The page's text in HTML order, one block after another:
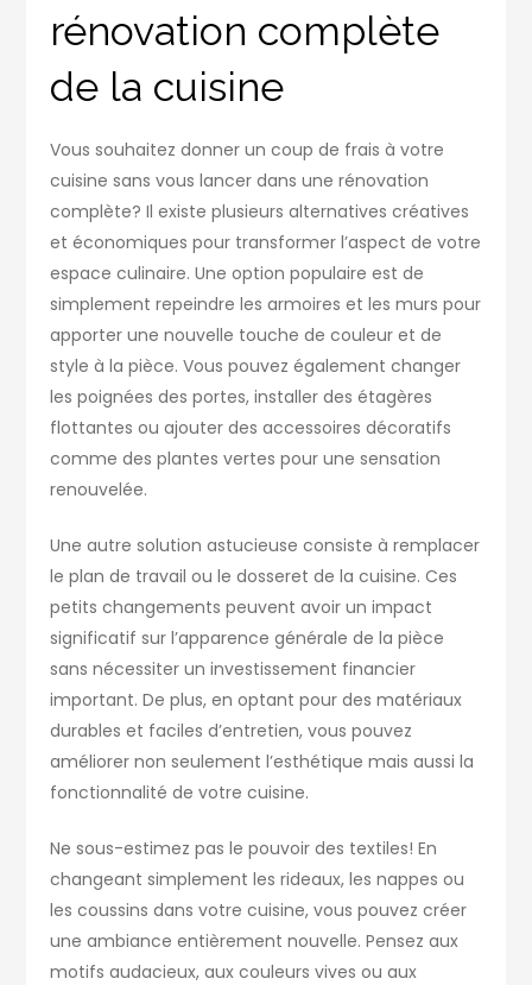
rénovation complète
de la cuisine
Vous souhaitez donner un coup de frais à votre
cuisine sans vous lancer dans une rénovation
complète? Il existe plusieurs alternatives créatives
et économiques pour transformer l’aspect de votre
espace culinaire. Une option populaire est de
simplement repeindre les armoires et les murs pour
apporter une nouvelle touche de couleur et de
style à la pièce. Vous pouvez également changer
les poignées des portes, installer des étagères
flottantes ou ajouter des accessoires décoratifs
comme des plantes vertes pour une sensation
renouvelée.
Une autre solution astucieuse consiste à remplacer
le plan de travail ou le dosseret de la cuisine. Ces
petits changements peuvent avoir un impact
significatif sur l’apparence générale de la pièce
sans nécessiter un investissement financier
important. De plus, en optant pour des matériaux
durables et faciles d’entretien, vous pouvez
améliorer non seulement l’esthétique mais aussi la
fonctionnalité de votre cuisine.
Ne sous-estimez pas le pouvoir des textiles! En
changeant simplement les rideaux, les nappes ou
les coussins dans votre cuisine, vous pouvez créer
une ambiance entièrement nouvelle. Pensez aux
motifs audacieux, aux couleurs vives ou aux